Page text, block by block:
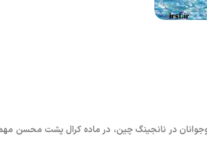
در نانجینگ چین، در ماده کرال پشت محسن